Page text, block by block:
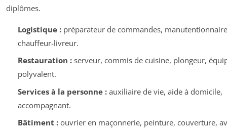
diplômes.
Logistique :préparateur de commandes,
chauffeur-livreur.
Restauration :serveur, commis de cuisine, plongeur,
polyvalent.
Services à la personne :auxiliaire de vie, aide à domicile,
accompagnant.
Bâtiment :ouvrier en maçonnerie, peinture, couverture,